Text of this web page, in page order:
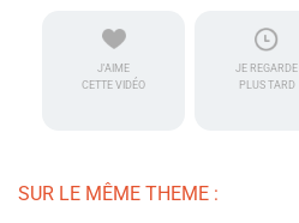
J'AIME
CETTE VIDÉO
JE REGARDE
PLUS TARD
SUR LE MÊME THEME :